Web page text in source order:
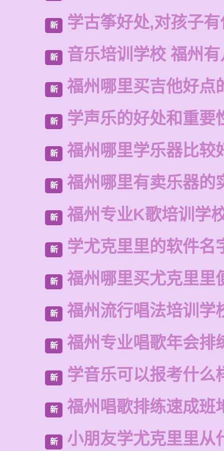
新 学古筝好处,对孩子
新 音乐培训学校 福州
新 福州哪里买吉他好点
新 学声乐的好处和重要
新 福州哪里学乐器比较
新 福州哪里有卖乐器的
新 福州专业K歌培训学
新 学尤克里里的软件名
新 福州哪里买尤克里里
新 福州流行唱法培训学
新 福州专业唱歌年会排
新 学音乐可以报考什么
新 福州唱歌排练速成班
新 小朋友学尤克里里从